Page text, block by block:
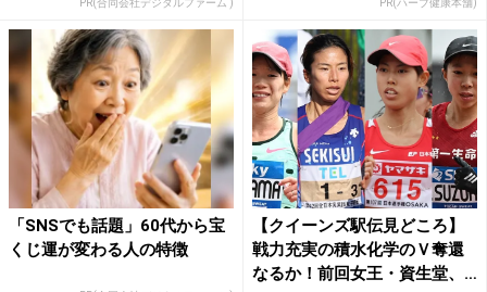
「SNSでも話題」60代から宝
くじ運が変わる人の特徴
【クイーンズ駅伝見どころ】
戦力充実の積水化学のＶ奪還
なるか！前回女王・資生堂、